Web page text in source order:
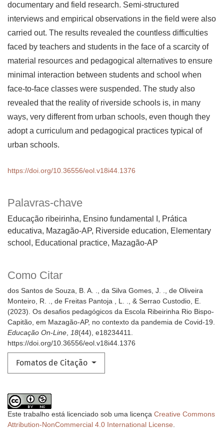
Palavras-chave
Educação ribeirinha, Ensino fundamental I, Prática
educativa, Mazagão-AP Riverside education, Elementary
school, Educational practice, Mazagão-AP
Como Citar
dos Santos de Souza, B. A. ., da Silva Gomes, J. ., de Oliveira
Monteiro, R. ., de Freitas Pantoja , L. ., & Serrao Custodio, E.
(2023). Os desafios pedagógicos da Escola Ribeirinha Rio Bispo-
Capitão, em Mazagão-AP, no contexto da pandemia de Covid-19.
Educação On-Line, 18(44), e18234411.
https://doi.org/10.36556/eol.v18i44.1376
Fomatos de Citação
documentary and field research. Semi-structured
interviews and empirical observations in the field were also
carried out. The results revealed the countless difficulties
faced by teachers and students in the face of a scarcity of
material resources and pedagogical alternatives to ensure
minimal interaction between students and school when
face-to-face classes were suspended. The study also
revealed that the reality of riverside schools is, in many
ways, very different from urban schools, even though they
adopt a curriculum and pedagogical practices typical of
urban schools.
https://doi.org/10.36556/eol.v18i44.1376
Este trabalho está licenciado sob uma licença Creative Commons
Attribution-NonCommercial 4.0 International License.